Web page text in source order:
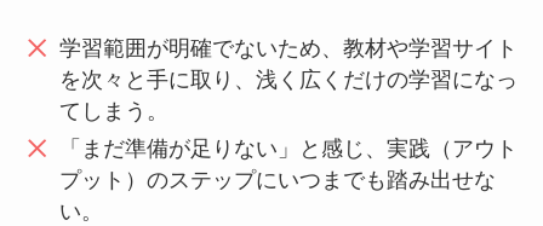
学習範囲が明確でないため、教材や学習サイト
を次々と手に取り、浅く広くだけの学習になっ
てしまう。
「まだ準備が足りない」と感じ、実践（アウト
プット）のステップにいつまでも踏み出せな
い。